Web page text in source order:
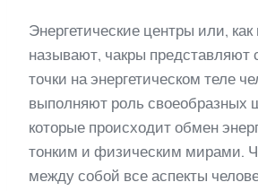
Энергетические центры или,
называют, чакры представляют
точки на энергетическом теле
выполняют роль своеобразных
которые происходит обмен
тонким и физическим мирами.
между собой все аспекты